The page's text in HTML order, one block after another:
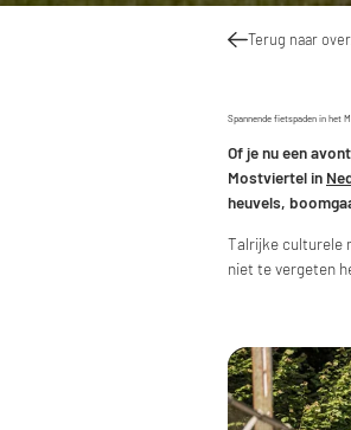
Terug naar
Spannende fietspaden in het
Of je nu een
Mostviertel in
heuvels,
Talrijke culturele
niet te vergeten